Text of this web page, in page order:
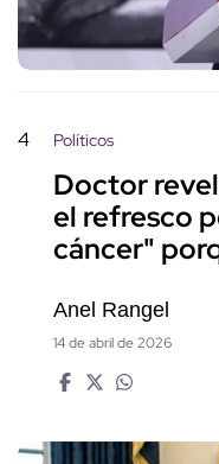
4 Políticos
Doctor
el refresco
cáncer"
Anel Rangel
14 de abril de 2026